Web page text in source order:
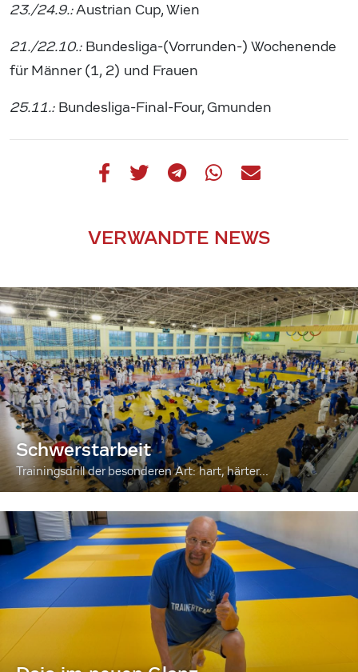
23./24.9.:Austrian Cup, Wien
21./22.10.:Bundesliga-(Vorrunden-) Wochenende
für Männer (1, 2) und Frauen
25.11.:Bundesliga-Final-Four, Gmunden
VERWANDTE NEWS
Schwerstarbeit
Trainingsdrill der besonderen Art: hart, härter...